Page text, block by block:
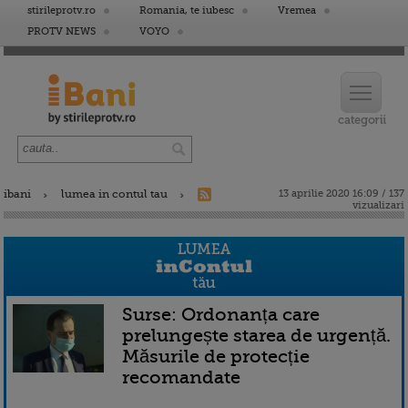
stirileprotv.ro Romania, te iubesc
Vremea
PROTV NEWS
VOYO
ibani lumea in contul tau
13 aprilie 2020 16:09 / 137
vizualizari
Surse: Ordonanța care
prelungește starea de urgență.
Măsurile de protecție
recomandate